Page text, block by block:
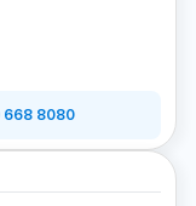
668 8080